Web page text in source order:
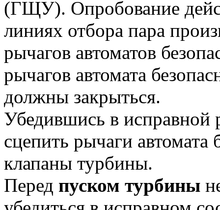
(ГЩУ). Опробование
линиях отбора пара
рычагов автоматов
рычагов автомата
должны закрыться.
Убедившись в исправной
сцепить рычаги автомата
клапаны турбины.
Перед пуском турбины